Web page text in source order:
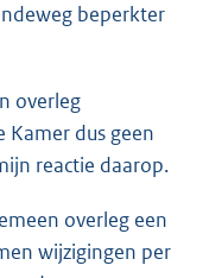
beperkter
overleg
dus geen
reactie daarop.
overleg een
wijzigingen per